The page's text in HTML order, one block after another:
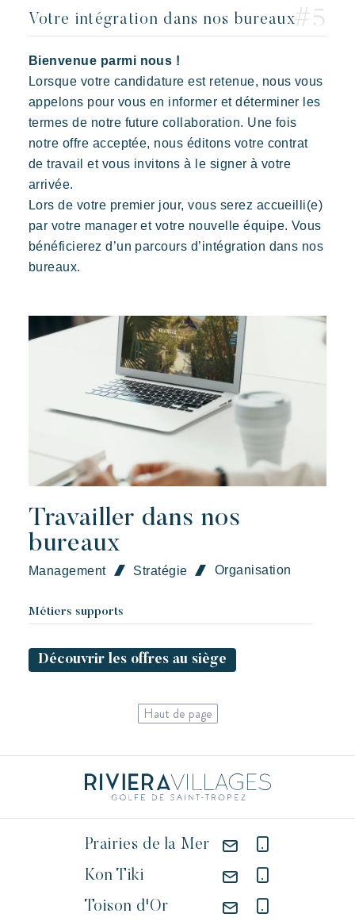
Votre intégration dans nos bureaux
Bienvenue parmi nous !
Lorsque votre candidature est retenue, nous vous
appelons pour vous en informer et déterminer les
termes de notre future collaboration. Une fois
notre offre acceptée, nous éditons votre contrat
de travail et vous invitons à le signer à votre
arrivée.
Lors de votre premier jour, vous serez accueilli(e)
par votre manager et votre nouvelle équipe. Vous
bénéficierez d’un parcours d’intégration dans nos
bureaux.
Travailler dans nos
bureaux
Management Stratégie Organisation
Métiers supports
Découvrir les offres au siège
Haut de page
Prairies de la Mer
Kon Tiki
Toison d'Or